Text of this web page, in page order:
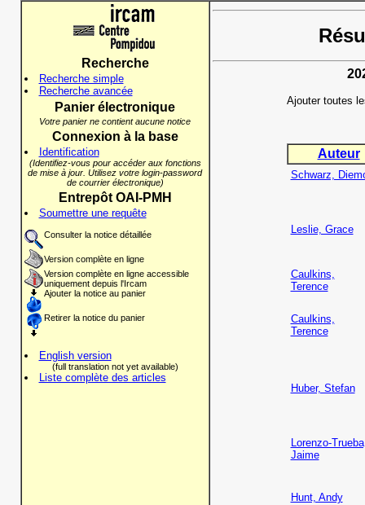
Recherche
Recherche simple
Recherche avancée
Panier électronique
Votre panier ne contient aucune notice
Connexion à la base
Identification
(Identifiez-vous pour accéder aux fonctions
de mise à jour. Utilisez votre login-password
de courrier électronique)
Entrepôt OAI-PMH
Soumettre une requête
Consulter la notice détaillée
Version complète en ligne
Version complète en ligne accessible
uniquement depuis l'Ircam
Ajouter la notice au panier
Retirer la notice du panier
English version
(full translation not yet available)
Liste complète des articles
Ajouter toutes
Auteur
Schwarz,
Leslie, Grace
Caulkins,
Terence
Caulkins,
Terence
Huber, Stefan
Lorenzo-
Jaime
Hunt, Andy